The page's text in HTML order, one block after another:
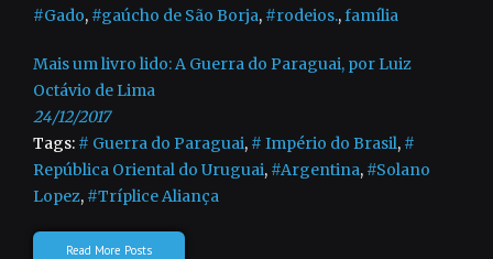
#Gado, #gaúcho de São Borja, #rodeios.,família
Mais um livro lido: A Guerra do Paraguai, por Luiz
Octávio de Lima
24/12/2017
Tags: # Guerra do Paraguai, # Império do Brasil, #
República Oriental do Uruguai, #Argentina, #Solano
Lopez, #Tríplice Aliança
Read More Posts